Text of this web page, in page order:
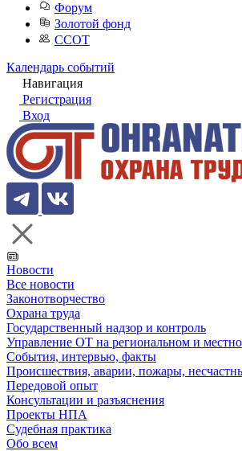
Форум
Золотой фонд
ССОТ
Календарь событий
Навигация
Регистрация
Вход
Новости
Все новости
Законотворчество
Охрана труда
Государственный надзор и контроль
Управление ОТ на региональном и
События, интервью, факты
Происшествия, аварии, пожары,
Передовой опыт
Консультации и разъяснения
Проекты НПА
Судебная практика
Обо всем